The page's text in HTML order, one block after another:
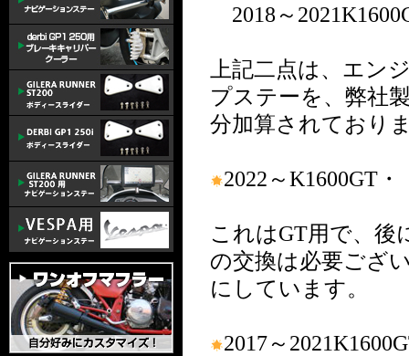
2018～
上記二点は、エン
プステーを、弊社
分加算されており
2022～K1600GT・
これはGT用で、後
の交換は必要ござ
にしています。
2017～